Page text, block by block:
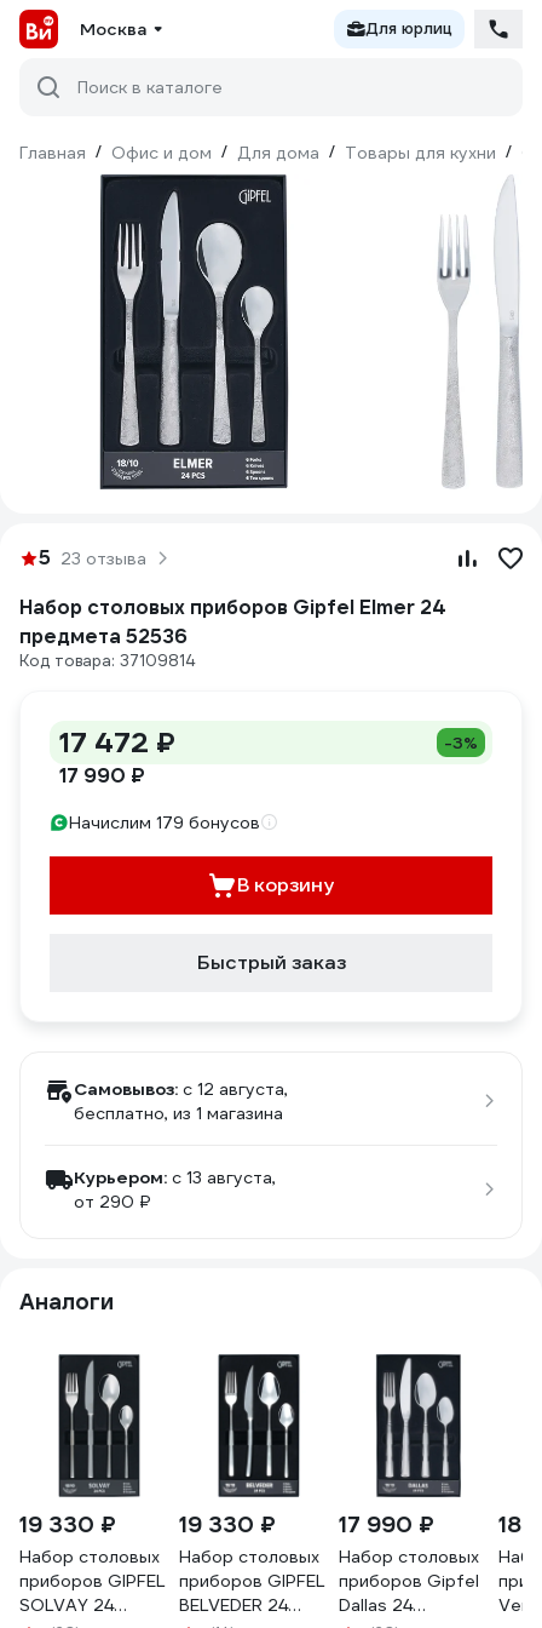
Москва Для юрлиц
Поиск в каталоге
Главная / Офис и дом / Для дома / Товары для кухни /
5 23 отзыва
Набор столовых приборов Gipfel Elmer 24
предмета 52536
Код товара: 37109814
17 472 ₽ -3%
17 990 ₽
Начислим 179 бонусов
В корзину
Быстрый заказ
Самовывоз: c 12 августа,
бесплатно, из 1 магазина
Курьером: c 13 августа,
от 290 ₽
Аналоги
19 330 ₽
Набор столовых
приборов GIPFEL
SOLVAY 24
19 330 ₽
Набор столовых
приборов GIPFEL
BELVEDER 24
17 990 ₽
Набор столовых
приборов Gipfel
Dallas 24
18